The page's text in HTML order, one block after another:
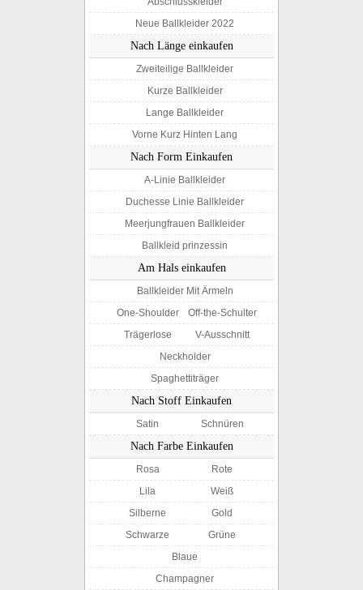
Neue Ballkleider 2022
Nach Länge einkaufen
Zweiteilige Ballkleider
Kurze Ballkleider
Lange Ballkleider
Vorne Kurz Hinten Lang
Nach Form Einkaufen
A-Linie Ballkleider
Duchesse Linie Ballkleider
Meerjungfrauen Ballkleider
Ballkleid prinzessin
Am Hals einkaufen
Ballkleider Mit Ärmeln
One-Shoulder
Off-the-Schulter
Trägerlose
V-Ausschnitt
Neckholder
Spaghettiträger
Nach Stoff Einkaufen
Satin Schnüren
Nach Farbe Einkaufen
Rosa
Rote
Lila
Weiß
Silberne
Gold
Schwarze
Grüne
Blaue
Champagner